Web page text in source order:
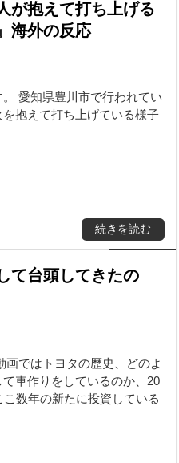
が抱えて打ち上げる
海外の反応
愛知県豊川市で行われてい
抱えて打ち上げている様子
続きを読む
て台頭してきたの
ではトヨタの歴史、どのよ
車作りをしているのか、20
数年の新たに投資している